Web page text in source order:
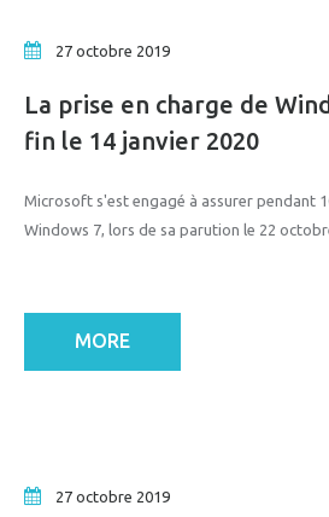
27 octobre 2019
La prise en charge de
fin le 14 janvier 2020
Microsoft s'est engagé à assurer pendant
Windows 7, lors de sa parution le 22
MORE
27 octobre 2019